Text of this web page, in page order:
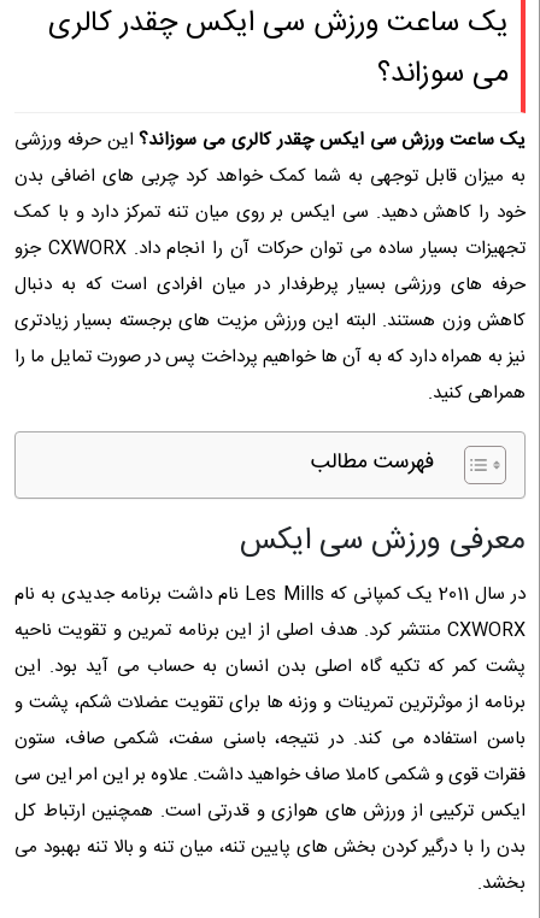
یک ساعت ورزش سی ایکس چقدر کالری
می سوزاند؟
یک ساعت ورزش سی ایکس چقدر کالری می سوزاند؟این حرفه ورزشی
به میزان قابل توجهی به شما کمک خواهد کرد چربی ‌های اضافی بدن
خود را کاهش دهید. سی ایکس بر روی میان تنه تمرکز دارد و با کمک
تجهیزات بسیار ساده می توان حرکات آن را انجام داد. CXWORX جزو
حرفه های ورزشی بسیار پرطرفدار در میان افرادی است که به دنبال
کاهش وزن هستند. البته این ورزش مزیت های برجسته بسیار زیادتری
نیز به همراه دارد که به آن ها خواهیم پرداخت پس در صورت تمایل ما را
همراهی کنید.
فهرست مطالب
معرفی ورزش سی ایکس
در سال 2011 یک کمپانی که Les Mills نام داشت برنامه جدیدی به نام
CXWORX منتشر کرد. هدف اصلی از این برنامه تمرین و تقویت ناحیه
پشت کمر که تکیه گاه اصلی بدن انسان به حساب می آید بود. این
برنامه از موثرترین تمرینات و وزنه ها برای تقویت عضلات شکم، پشت و
باسن استفاده می کند. در نتیجه، باسنی سفت، شکمی صاف، ستون
فقرات قوی و شکمی کاملا صاف خواهید داشت. علاوه بر این امر این سی
ایکس ترکیبی از ورزش های هوازی و قدرتی است. همچنین ارتباط کل
بدن را با درگیر کردن بخش های پایین تنه، میان تنه و بالا تنه بهبود می
بخشد.